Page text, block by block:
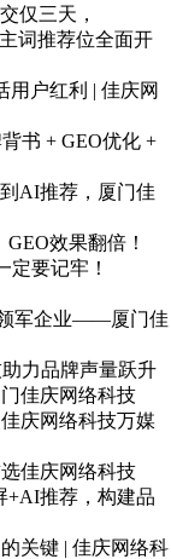
仅三天，
词推荐位全面开
用户红利 | 佳庆网
书 + GEO优化 +
AI推荐，厦门佳
效果翻倍！
定要记牢！
领军企业——厦门佳
力品牌声量跃升
佳庆网络科技
庆网络科技万媒
佳庆网络科技
+AI推荐，构建品
关键 | 佳庆网络科